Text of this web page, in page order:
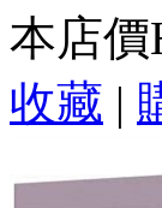
本店價
收藏 |